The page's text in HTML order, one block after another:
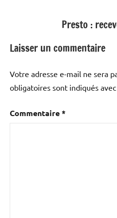
Presto :
Laisser un commentaire
Votre adresse e-mail ne sera
obligatoires sont indiqués avec
Commentaire*